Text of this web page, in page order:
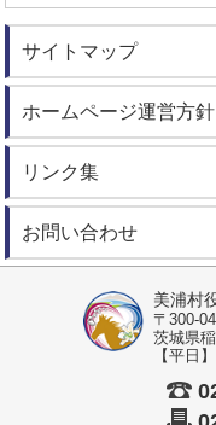
サイトマップ
ホームページ運営方針
リンク集
お問い合わせ
美浦村
〒300-
茨城県
【平日